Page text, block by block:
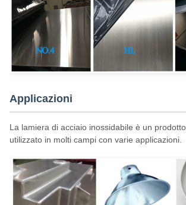
Applicazioni
La lamiera di acciaio inossidabile è un
utilizzato in molti campi con varie applicazioni.